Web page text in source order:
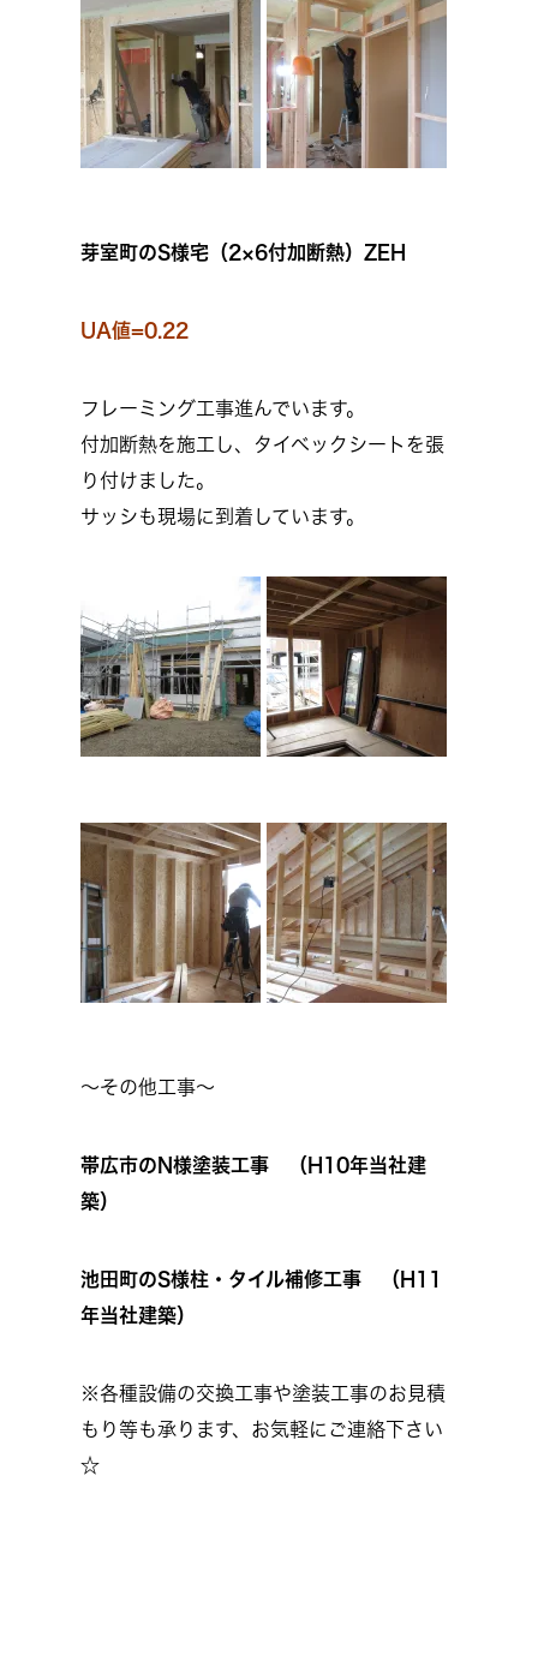
芽室町のS様宅（2×6付加断熱）ZEH
UA値=0.22
フレーミング工事進んでいます。
付加断熱を施工し、タイベックシートを張
り付けました。
サッシも現場に到着しています。
～その他工事～
帯広市のN様塗装工事 （H10年当社建
築）
池田町のS様柱・タイル補修工事 （H11
年当社建築）
※各種設備の交換工事や塗装工事のお見積
もり等も承ります、お気軽にご連絡下さい
☆